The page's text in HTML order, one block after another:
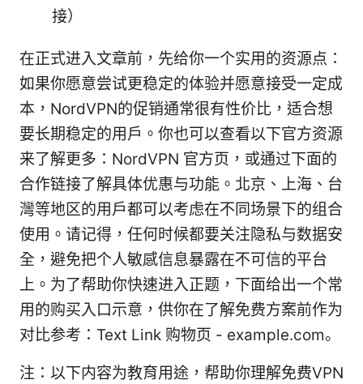
接）
在正式进入文章前，先给你一个实用的资源点：
如果你愿意尝试更稳定的体验并愿意接受一定成
本，NordVPN的促销通常很有性价比，适合想
要长期稳定的用户。你也可以查看以下官方资源
来了解更多：NordVPN 官方页，或通过下面的
合作链接了解具体优惠与功能。北京、上海、台
灣等地区的用户都可以考虑在不同场景下的组合
使用。请记得，任何时候都要关注隐私与数据安
全，避免把个人敏感信息暴露在不可信的平台
上。为了帮助你快速进入正题，下面给出一个常
用的购买入口示意，供你在了解免费方案前作为
对比参考：Text Link 购物页 - example.com。
注：以下内容为教育用途，帮助你理解免费VPN